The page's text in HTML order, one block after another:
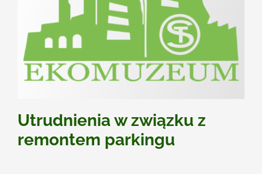
Kontakt
Utrudnienia w związku z
remontem parkingu